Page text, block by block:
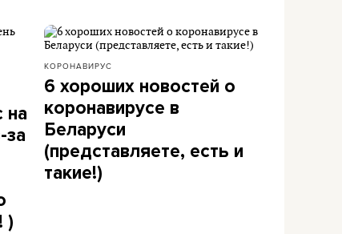
на
за
)
КОРОНАВИРУС
6 хороших новостей о
коронавирусе в
Беларуси
(представляете, есть и
такие!)